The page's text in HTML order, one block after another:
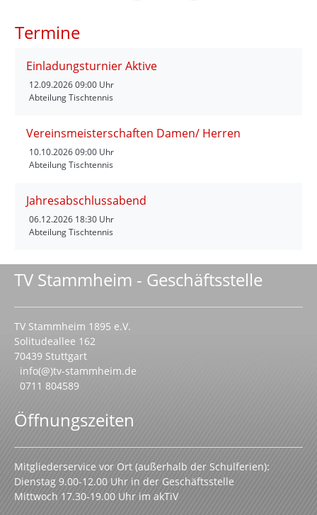
Termine
Einladungsturnier Aktive
12.09.202609:00 Uhr
Abteilung Tischtennis
Vereinsmeisterschaften Damen/ Herren
10.10.202609:00 Uhr
Abteilung Tischtennis
Jahresabschlussabend
06.12.2026 18:30 Uhr
Abteilung Tischtennis
TV Stammheim - Geschäftsstelle
TV Stammheim 1895 e.V.
Solitudeallee 162
70439 Stuttgart
info(@)tv-stammheim.de
0711 804589
Öffnungszeiten
Mitgliederservice vor Ort (außerhalb der Schulferien):
Dienstag 9.00-12.00 Uhr in der Geschäftsstelle
Mittwoch 17.30-19.00 Uhr im akTiV